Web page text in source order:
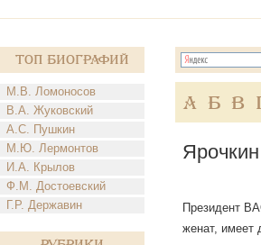
Топ Биографий
М.В. Ломоносов
В.А. Жуковский
А.С. Пушкин
М.Ю. Лермонтов
И.А. Крылов
Ф.М. Достоевский
Г.Р. Державин
А Б В
Президент
женат, имеет